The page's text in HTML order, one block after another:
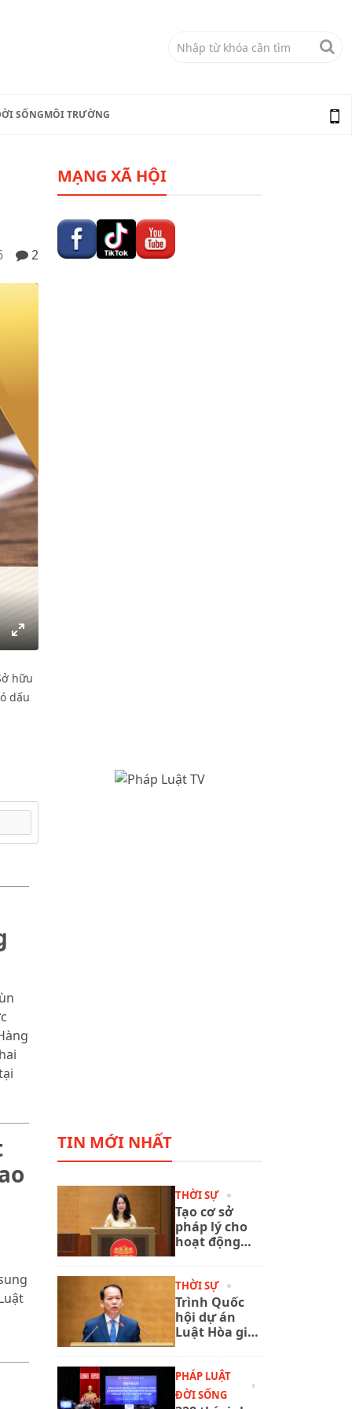
SỐNGMÔI TRƯỜNG
2
Enter
hữu
dấu
MẠNG XÃ HỘI
TIN MỚI NHẤT
THỜI SỰ
Tạo cơ sở
pháp lý cho
hoạt động
trong giai
đoạn mới
THỜI SỰ
Trình Quốc
hội dự án
Luật Hòa giải
PHÁP LUẬT
ĐỜI SỐNG